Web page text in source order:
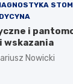
i
wskazania
Nowicki